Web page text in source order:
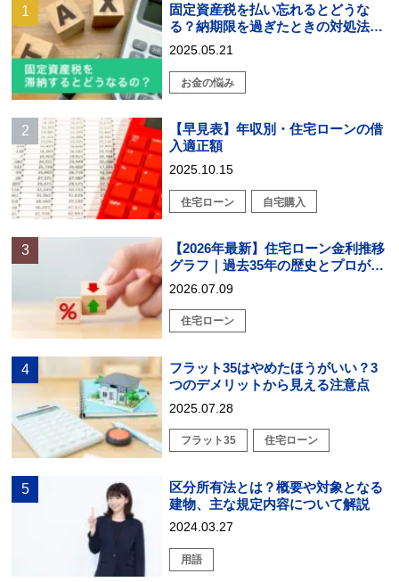
固定資産税を払い忘れるとどうな
る？納期限を過ぎたときの対処法を
解説
2025.05.21
お金の悩み
【早見表】年収別・住宅ローンの借
入適正額
2025.10.15
住宅ローン 自宅購入
【2026年最新】住宅ローン金利推移
グラフ｜過去35年の歴史とプロが教
える戦略的選び方
2026.07.09
住宅ローン
フラット35はやめたほうがいい？3
つのデメリットから見える注意点
2025.07.28
フラット35 住宅ローン
区分所有法とは？概要や対象となる
建物、主な規定内容について解説
2024.03.27
用語